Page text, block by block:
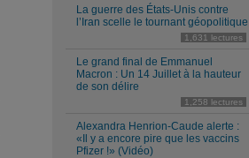
La guerre des États-Unis contre
l’Iran scelle le tournant géopolitique
1,631 lectures
Le grand final de Emmanuel
Macron : Un 14 Juillet à la hauteur
de son délire
1,258 lectures
Alexandra Henrion-Caude alerte :
«Il y a encore pire que les vaccins
Pfizer !» (Vidéo)